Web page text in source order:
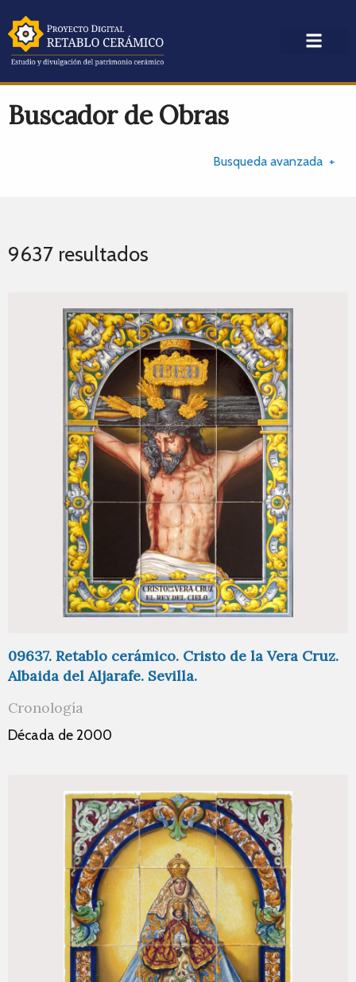
Buscador de Obras
Busqueda avanzada
9637 resultados
09637. Retablo cerámico. Cristo de la Vera Cruz.
Albaida del Aljarafe. Sevilla.
Cronología
Década de 2000